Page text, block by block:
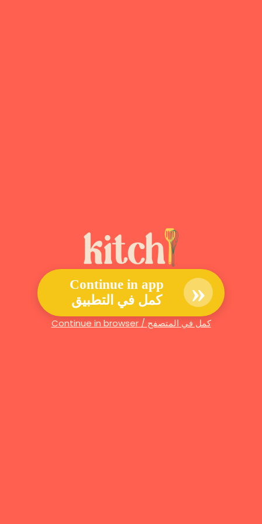
Continue in app
كمل في التطبيق
»
Continue in browser / كمل في المتصفح